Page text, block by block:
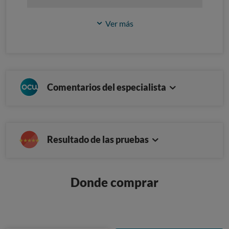
Ver más
Comentarios del especialista
Resultado de las pruebas
Donde comprar